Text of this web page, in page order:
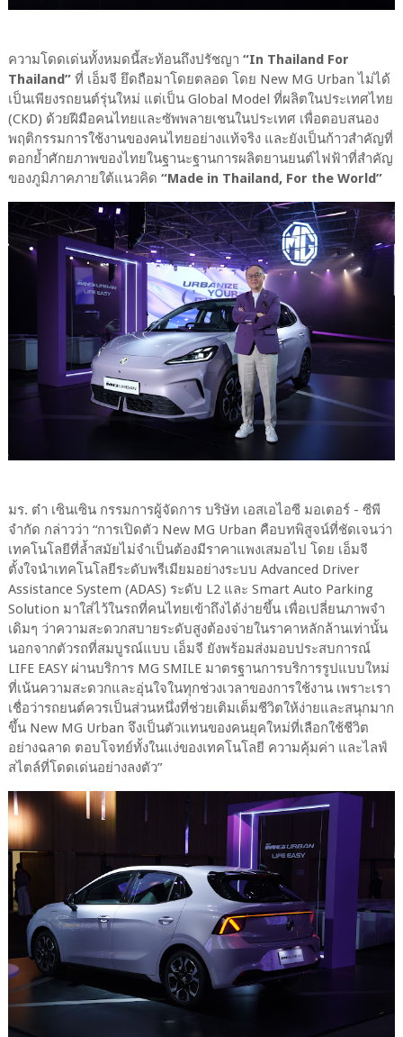
ความโดดเด่นทั้งหมดนี้สะท้อนถึงปรัชญา “In Thailand For
Thailand”ที่ เอ็มจี ยึดถือมาโดยตลอด โดย New MG Urban ไม่ได้
เป็นเพียงรถยนต์รุ่นใหม่ แต่เป็น Global Model ที่ผลิตในประเทศไทย
(CKD) ด้วยฝีมือคนไทยและซัพพลายเชนในประเทศ เพื่อตอบสนอง
พฤติกรรมการใช้งานของคนไทยอย่างแท้จริง และยังเป็นก้าวสำคัญที่
ตอกย้ำศักยภาพของไทยในฐานะฐานการผลิตยานยนต์ไฟฟ้าที่สำคัญ
ของภูมิภาคภายใต้แนวคิด “Made in Thailand, For the World”
มร. ต๋า เซินเซิน กรรมการผู้จัดการ บริษัท เอสเอไอซี มอเตอร์ - ซีพี
จำกัด กล่าวว่า “การเปิดตัว New MG Urban คือบทพิสูจน์ที่ชัดเจนว่า
เทคโนโลยีที่ล้ำสมัยไม่จำเป็นต้องมีราคาแพงเสมอไป โดย เอ็มจี
ตั้งใจนำเทคโนโลยีระดับพรีเมียมอย่างระบบ Advanced Driver
Assistance System (ADAS) ระดับ L2 และ Smart Auto Parking
Solution มาใส่ไว้ในรถที่คนไทยเข้าถึงได้ง่ายขึ้น เพื่อเปลี่ยนภาพจำ
เดิมๆ ว่าความสะดวกสบายระดับสูงต้องจ่ายในราคาหลักล้านเท่านั้น
นอกจากตัวรถที่สมบูรณ์แบบ เอ็มจี ยังพร้อมส่งมอบประสบการณ์
LIFE EASY ผ่านบริการ MG SMILE มาตรฐานการบริการรูปแบบใหม่
ที่เน้นความสะดวกและอุ่นใจในทุกช่วงเวลาของการใช้งาน เพราะเรา
เชื่อว่ารถยนต์ควรเป็นส่วนหนึ่งที่ช่วยเติมเต็มชีวิตให้ง่ายและสนุกมาก
ขึ้น New MG Urban จึงเป็นตัวแทนของคนยุคใหม่ที่เลือกใช้ชีวิต
อย่างฉลาด ตอบโจทย์ทั้งในแง่ของเทคโนโลยี ความคุ้มค่า และไลฟ์
สไตล์ที่โดดเด่นอย่างลงตัว”